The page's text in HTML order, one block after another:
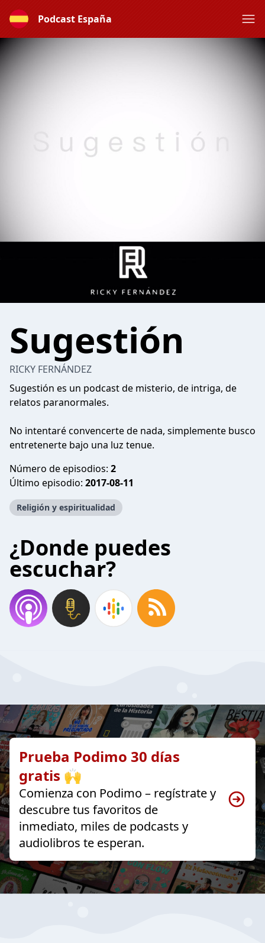
Podcast España
Sugestión
RICKY FERNÁNDEZ
Sugestión es un podcast de misterio, de intriga, de
relatos paranormales.
No intentaré convencerte de nada, simplemente busco
entretenerte bajo una luz tenue.
Número de episodios: 2
Último episodio: 2017-08-11
Religión y espiritualidad
¿Donde puedes
escuchar?
Prueba Podimo 30 días
gratis 🙌
Comienza con Podimo – regístrate y
descubre tus favoritos de
inmediato, miles de podcasts y
audiolibros te esperan.